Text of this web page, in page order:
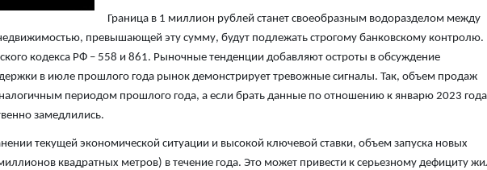
Граница в 1 миллион рублей станет своеобразным водоразделом между
превышающей эту сумму, будут подлежать строгому банковскому контролю.
кодекса РФ – 558 и 861. Рыночные тенденции добавляют остроты в обсуждение
в июле прошлого года рынок демонстрирует тревожные сигналы. Так, объем продаж
периодом прошлого года, а если брать данные по отношению к январю 2023
замедлились.
текущей экономической ситуации и высокой ключевой ставки, объем запуска новых
квадратных метров) в течение года. Это может привести к серьезному дефициту